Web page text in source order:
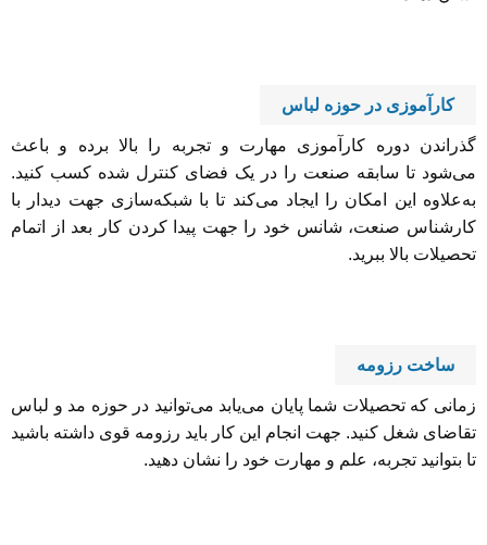
کارآموزی در حوزه لباس
گذراندن دوره کارآموزی مهارت و تجربه را بالا برده و باعث
می‌شود تا سابقه صنعت را در یک فضای کنترل شده کسب کنید.
به‌علاوه این امکان را ایجاد می‌کند تا با شبکه‌سازی جهت دیدار با
کارشناس صنعت، شانس خود را جهت پیدا کردن کار بعد از اتمام
تحصیلات بالا ببرید.
ساخت رزومه
زمانی که تحصیلات شما پایان می‌یابد می‌توانید در حوزه مد و لباس
تقاضای شغل کنید. جهت انجام این کار باید رزومه قوی داشته باشید
تا بتوانید تجربه، علم و مهارت خود را نشان دهید.